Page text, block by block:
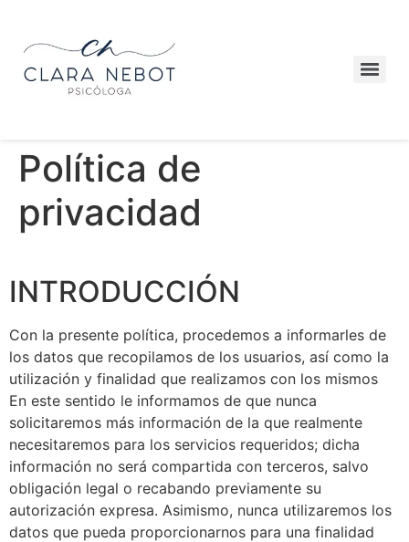
Política de
privacidad
INTRODUCCIÓN
Con la presente política, procedemos a informarles de
los datos que recopilamos de los usuarios, así como la
utilización y finalidad que realizamos con los mismos
En este sentido le informamos de que nunca
solicitaremos más información de la que realmente
necesitaremos para los servicios requeridos; dicha
información no será compartida con terceros, salvo
obligación legal o recabando previamente su
autorización expresa. Asimismo, nunca utilizaremos los
datos que pueda proporcionarnos para una finalidad